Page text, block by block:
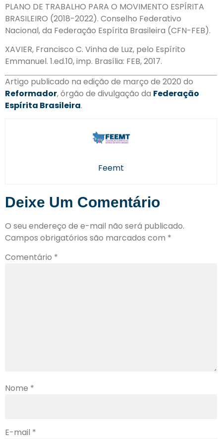
PLANO DE TRABALHO PARA O MOVIMENTO ESPÍRITA
BRASILEIRO (2018-2022). Conselho Federativo
Nacional, da Federação Espírita Brasileira (CFN-FEB).
XAVIER, Francisco C. Vinha de Luz, pelo Espírito
Emmanuel. 1.ed.10, imp. Brasília: FEB, 2017.
Artigo publicado na edição de março de 2020 do
Reformador, órgão de divulgação da Federação
Espírita Brasileira.
Feemt
Deixe Um Comentário
O seu endereço de e-mail não será publicado.
Campos obrigatórios são marcados com *
Comentário *
Nome *
E-mail *